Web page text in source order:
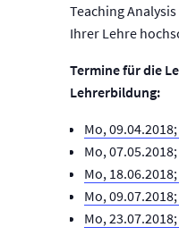
Teaching
Ihrer Lehre
Termine für die
Lehrerbildung:
Mo,
Mo,
Mo,
Mo,
Mo,